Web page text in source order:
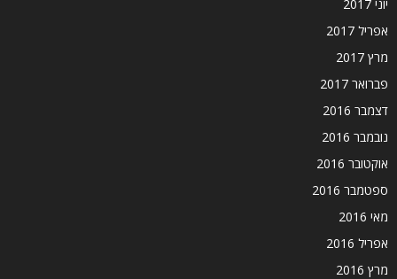
יוני 2017
אפריל 2017
מרץ 2017
פברואר 2017
דצמבר 2016
נובמבר 2016
אוקטובר 2016
ספטמבר 2016
מאי 2016
אפריל 2016
מרץ 2016